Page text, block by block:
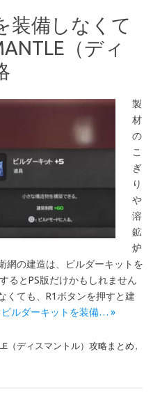
装備しなくて
（ディ
製
材
の
こ
ぎ
り
や
溶
鉱
炉
網の建造は、ビルダーキットを
るとPS版だけかもしれません
くても、R1ボタンを押すと建
ビルダーキットを装備… »
（ディスマントル）攻略まとめ ,